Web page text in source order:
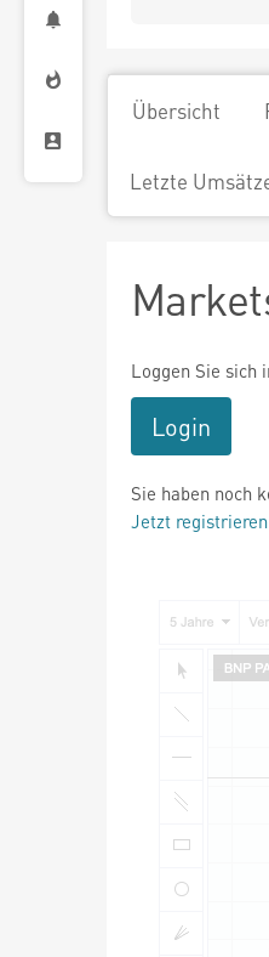
Übersicht
Letzte
Loggen Sie sich
Login
Sie haben noch
Jetzt